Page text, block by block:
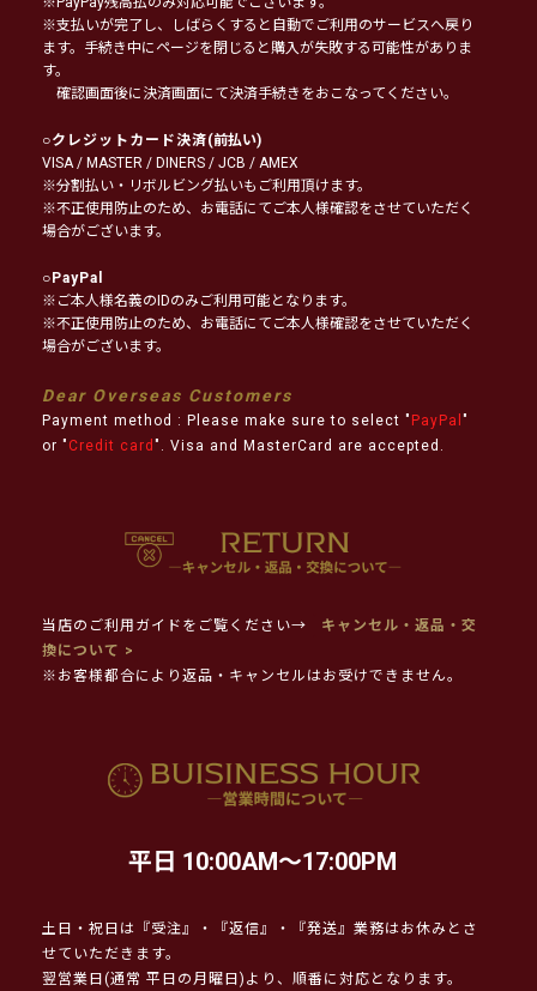
※支払いが完了し、しばらくすると自動でご利用のサービスへ戻り
ます。手続き中にページを閉じると購入が失敗する可能性がありま
す。
確認画面後に決済画面にて決済手続きをおこなってください。
○クレジットカード決済(前払い)
VISA / MASTER / DINERS / JCB / AMEX
※分割払い・リボルビング払いもご利用頂けます。
※不正使用防止のため、お電話にてご本人様確認をさせていただく
場合がございます。
○PayPal
※ご本人様名義のIDのみご利用可能となります。
※不正使用防止のため、お電話にてご本人様確認をさせていただく
場合がございます。
Dear Overseas Customers
Payment method : Please make sure to select " PayPal "
or " Credit card ". Visa and MasterCard are accepted.
当店のご利用ガイドをご覧ください→
キャンセル・返品・交
換について >
※お客様都合により返品・キャンセルはお受けできません。
平日 10:00AM～17:00PM
土日・祝日は『受注』・『返信』・『発送』業務はお休みとさ
せていただきます。
翌営業日(通常 平日の月曜日)より、順番に対応となります。